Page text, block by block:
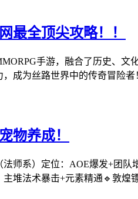
最全顶尖攻略！！
手游，融合了历史、
成为丝路世界中的传奇冒险
物养成！
师系）定位：AOE爆发+团
堆法术暴击+元素精通🔹敦